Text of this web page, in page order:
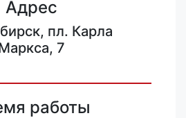
Адрес
пл. Карла
7
работы